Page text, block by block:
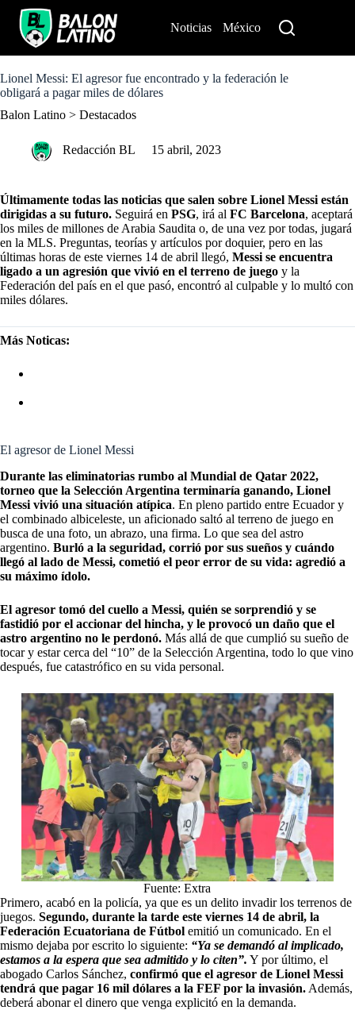
o
c
n
Noticias México
Lionel Messi: El agresor fue encontrado y la federación le
obligará a pagar miles de dólares
Balon Latino > Destacados
Redacción BL 15 abril, 2023
Últimamente todas las noticias que salen sobre Lionel Messi están
dirigidas a su futuro. Seguirá en PSG, irá al FC Barcelona, aceptará
los miles de millones de Arabia Saudita o, de una vez por todas, jugará
en la MLS. Preguntas, teorías y artículos por doquier, pero en las
últimas horas de este viernes 14 de abril llegó, Messi se encuentra
ligado a un agresión que vivió en el terreno de juego y la
Federación del país en el que pasó, encontró al culpable y lo multó con
miles dólares.
Más Noticas:
El agresor de Lionel Messi
Durante las eliminatorias rumbo al Mundial de Qatar 2022,
torneo que la Selección Argentina terminaría ganando, Lionel
Messi vivió una situación atípica. En pleno partido entre Ecuador y
el combinado albiceleste, un aficionado saltó al terreno de juego en
busca de una foto, un abrazo, una firma. Lo que sea del astro
argentino. Burló a la seguridad, corrió por sus sueños y cuándo
llegó al lado de Messi, cometió el peor error de su vida: agredió a
su máximo ídolo.
El agresor tomó del cuello a Messi, quién se sorprendió y se
fastidió por el accionar del hincha, y le provocó un daño que el
astro argentino no le perdonó. Más allá de que cumplió su sueño de
tocar y estar cerca del “10” de la Selección Argentina, todo lo que vino
después, fue catastrófico en su vida personal.
Fuente: Extra
Primero, acabó en la policía, ya que es un delito invadir los terrenos de
juegos. Segundo, durante la tarde este viernes 14 de abril, la
Federación Ecuatoriana de Fútbol emitió un comunicado. En el
mismo dejaba por escrito lo siguiente: “Ya se demandó al implicado,
estamos a la espera que sea admitido y lo citen”. Y por último, el
abogado Carlos Sánchez, confirmó que el agresor de Lionel Messi
tendrá que pagar 16 mil dólares a la FEF por la invasión. Además,
deberá abonar el dinero que venga explicitó en la demanda.